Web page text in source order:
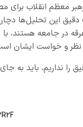
معظم انقلاب
این تحلیل‌ها
در جامعه هستند،
نظر و خواست ایشان
نداریم، باید به